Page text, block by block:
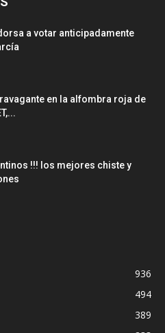
a votar anticipadamente
en la alfombra roja de
!!! los mejores chiste y
936
494
389